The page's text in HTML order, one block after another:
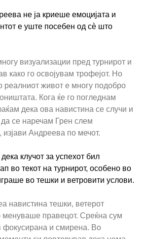
не ја криеше емоцијата и
е уште посебен од сè што
визуализации пред турнирот и
како го освојувам трофејот. Но
реалниот живот е многу подобро
Кога ќе го погледнам
дека ова навистина се случи и
се наречам Грен слем
Андреева по мечот.
клучот за успехот бил
во текот на турнирот, особено во
во тешки и ветровити услови.
навистина тешки, ветерот
менуваше правецот. Среќна сум
фокусирана и смирена. Во